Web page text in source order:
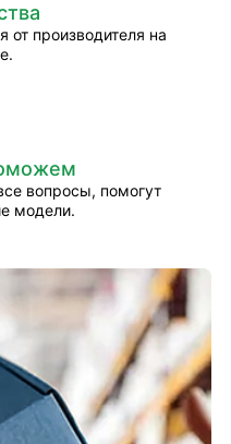
от производителя на
вопросы, помогут
модели.